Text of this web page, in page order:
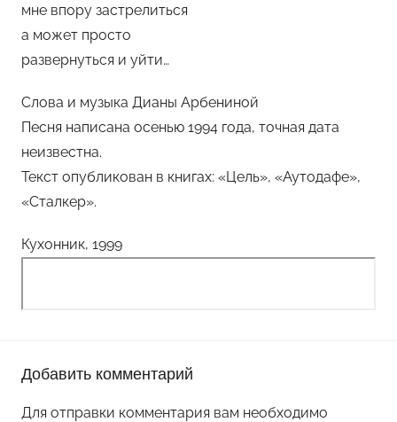
мне впору застрелиться
а может просто
развернуться и уйти…
Слова и музыка Дианы Арбениной
Песня написана осенью 1994 года, точная дата
неизвестна.
Текст опубликован в книгах: «Цель», «Аутодафе»,
«Сталкер».
Кухонник, 1999
Добавить комментарий
Для отправки комментария вам необходимо